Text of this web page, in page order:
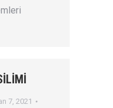
7, 2021